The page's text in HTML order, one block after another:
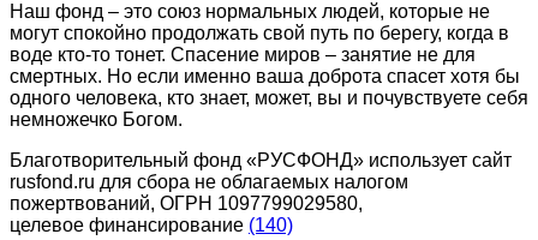
Наш фонд – это союз нормальных людей, которые не
могут спокойно продолжать свой путь по берегу, когда в
воде кто-то тонет. Спасение миров – занятие не для
смертных. Но если именно ваша доброта спасет хотя бы
одного человека, кто знает, может, вы и почувствуете себя
немножечко Богом.
Благотворительный фонд «РУСФОНД» использует сайт
rusfond.ru для сбора не облагаемых налогом
пожертвований, ОГРН 1097799029580,
целевое финансирование (140)